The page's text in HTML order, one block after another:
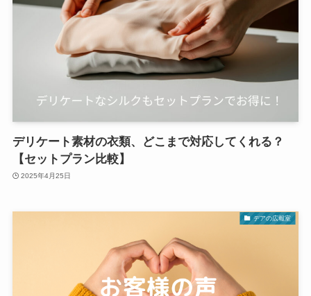
デリケート素材の衣類、どこまで対応してくれる？
【セットプラン比較】
2025年4月25日
デアの広報室